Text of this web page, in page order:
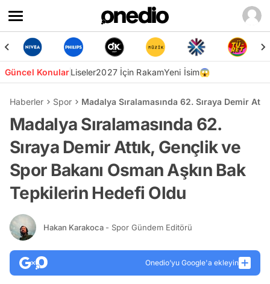
Güncel KonularLiseler2027 İçin RakamYeni İsim😱
Haberler Spor Madalya Sıralamasında 62. Sıraya Demir
Madalya Sıralamasında 62.
Sıraya Demir Attık, Gençlik ve
Spor Bakanı Osman Aşkın Bak
Tepkilerin Hedefi Oldu
Hakan Karakoca - Spor Gündem Editörü
Onedio’yu Google'a ekleyin